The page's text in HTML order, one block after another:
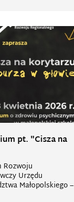
pt. "Cisza na
Rozwoju
Urzędu
Małopolskiego –